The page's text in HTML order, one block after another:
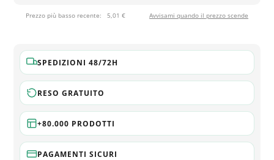
Prezzo più basso recente: 5,01 € Avvisami quando il prezzo scende
SPEDIZIONI 48/72H
RESO GRATUITO
+80.000 PRODOTTI
PAGAMENTI SICURI